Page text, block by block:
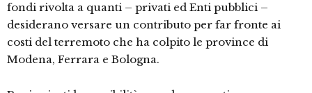
fondi rivolta a quanti – privati ed Enti pubblici –
desiderano versare un contributo per far fronte ai
costi del terremoto che ha colpito le province di
Modena, Ferrara e Bologna.